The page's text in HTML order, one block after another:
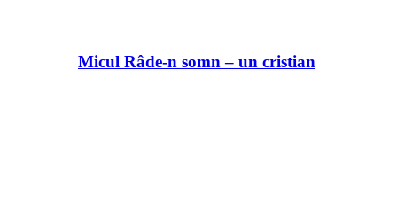
Micul Râde-n somn – un cristian